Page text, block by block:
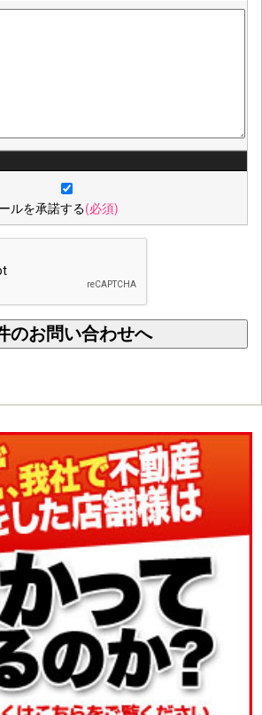
ルを承諾する(必須)